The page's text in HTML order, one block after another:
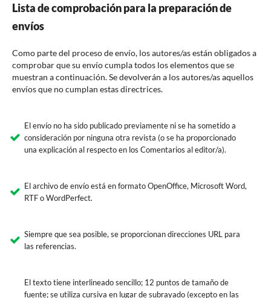
Lista de comprobación para la preparación de
envíos
Como parte del proceso de envío, los autores/as están obligados a
comprobar que su envío cumpla todos los elementos que se
muestran a continuación. Se devolverán a los autores/as aquellos
envíos que no cumplan estas directrices.
El envío no ha sido publicado previamente ni se ha sometido a
consideración por ninguna otra revista (o se ha proporcionado
una explicación al respecto en los Comentarios al editor/a).
El archivo de envío está en formato OpenOffice, Microsoft Word,
RTF o WordPerfect.
Siempre que sea posible, se proporcionan direcciones URL para
las referencias.
El texto tiene interlineado sencillo; 12 puntos de tamaño de
fuente; se utiliza cursiva en lugar de subrayado (excepto en las